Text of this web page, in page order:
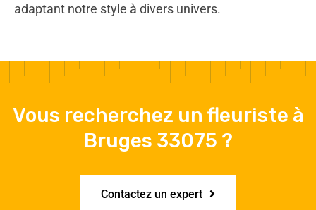
adaptant notre style à divers univers.
Vous recherchez un fleuriste à
Bruges 33075 ?
Contactez un expert